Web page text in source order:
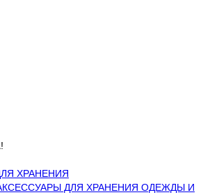
ХРАНЕНИЯ
ДЛЯ ХРАНЕНИЯ ОДЕЖДЫ И